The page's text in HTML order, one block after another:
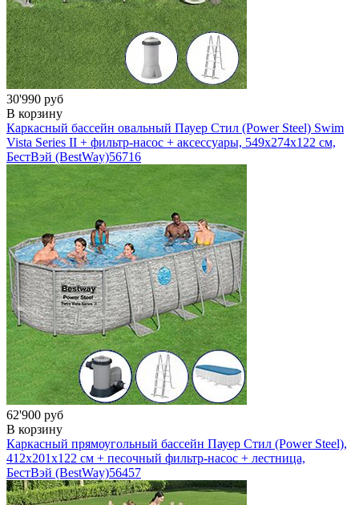
30'990 руб
В корзину
Каркасный бассейн овальный Пауер Стил (Power Steel) Swim
Vista Series II + фильтр-насос + аксессуары, 549х274х122 см,
БестВэй (BestWay)56716
62'900 руб
В корзину
Каркасный прямоугольный бассейн Пауер Стил (Power Steel),
412х201х122 см + песочный фильтр-насос + лестница,
БестВэй (BestWay)56457